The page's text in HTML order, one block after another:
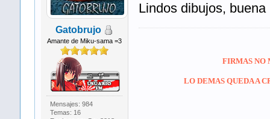
Gatobrujo
Amante de Miku-sama =3
Mensajes: 984
Temas: 16
Lindos dibujos,
FIRMAS NO
LO DEMAS QUEDA A